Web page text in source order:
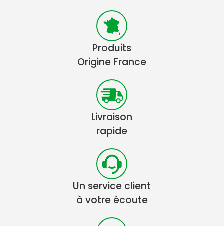
Produits
Origine France
Livraison
rapide
Un service client
à votre écoute